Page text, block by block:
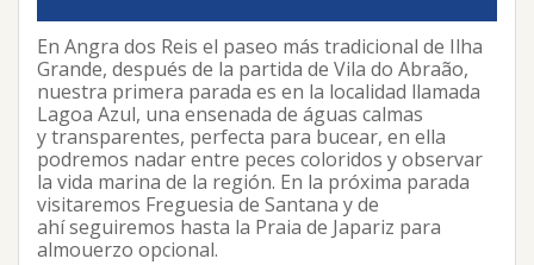
En Angra dos Reis el paseo más tradicional de Ilha
Grande, después de la partida de Vila do Abraão,
nuestra primera parada es en la localidad llamada
Lagoa Azul, una ensenada de águas calmas
y transparentes, perfecta para bucear, en ella
podremos nadar entre peces coloridos y observar
la vida marina de la región. En la próxima parada
visitaremos Freguesia de Santana y de
ahí seguiremos hasta la Praia de Japariz para
almouerzo opcional.